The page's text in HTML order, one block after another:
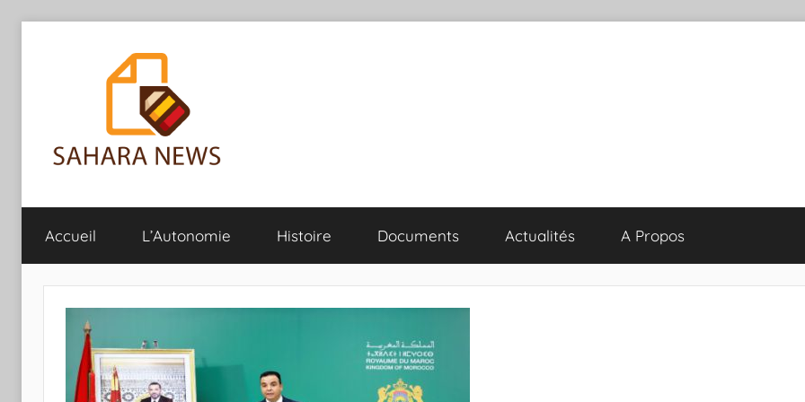
Sahara
News
l'info
sur
révélée
Accueil L’Autonomie Histoire Documents Actualités A Propos